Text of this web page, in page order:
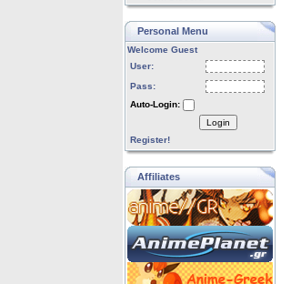
Personal Menu
Welcome Guest
User:
Pass:
Auto-Login:
Login
Register!
Affiliates